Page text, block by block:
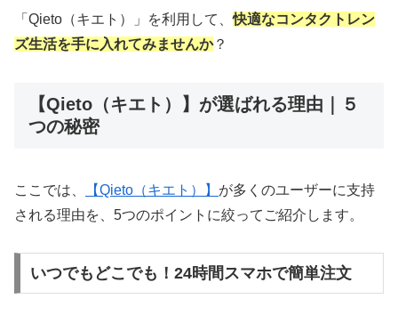
「Qieto（キエト）」を利用して、快適なコンタクトレン
ズ生活を手に入れてみませんか？
【Qieto（キエト）】が選ばれる理由｜５
つの秘密
ここでは、 【Qieto（キエト）】 が多くのユーザーに支持
される理由を、5つのポイントに絞ってご紹介します。
いつでもどこでも！24時間スマホで簡単注文